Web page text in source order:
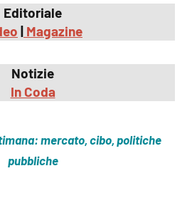
Editoriale
| Magazine
Notizie
In Coda
mercato, cibo, politiche
pubbliche